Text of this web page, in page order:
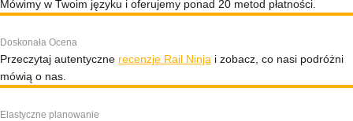
Mówimy w Twoim języku i oferujemy ponad 20 metod płatności.
Doskonała Ocena
Przeczytaj autentyczne recenzje Rail Ninja i zobacz, co nasi podróżni
mówią o nas.
Elastyczne planowanie